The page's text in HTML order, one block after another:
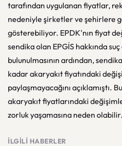
tarafından uygulanan fiyatlar,
nedeniyle şirketler ve şehirlere
gösterebiliyor. EPDK'nın fiyat
sendika olan EPGİS hakkında
bulunulmasının ardından,
kadar akaryakıt fiyatındaki
paylaşmayacağını açıklamıştı.
akaryakıt fiyatlarındaki
zorluk yaşamasına neden olabilir.
İLGILI HABERLER